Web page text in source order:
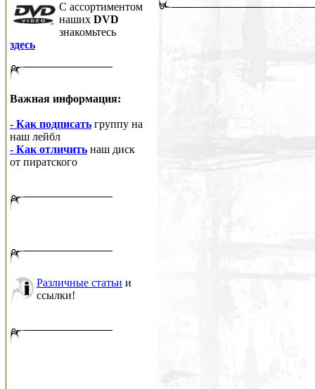
C ассортиментом
наших DVD
знакомьтесь
здесь
Важная информация:
- Как подписать группу на
наш лейбл
- Как отличить наш диск
от пиратского
Различные статьи и
ссылки!